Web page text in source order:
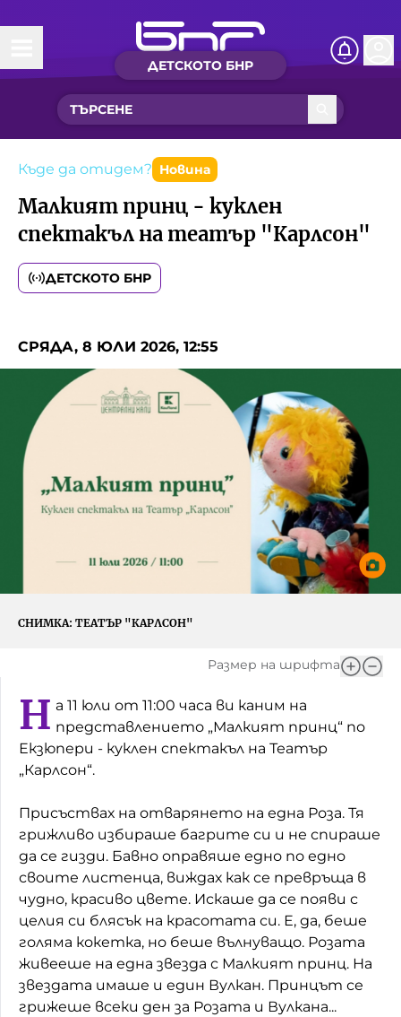
ДЕТСКОТО БНР
Начало
Какво ново?
Рубрики с вълшебства
Детско радио
Чуйте
Новините на детски език
Песнички
Интересен архив
Нашите гости
Фантазирай
История на изкуството
Златната ябълка
Непознатите думи
Домашен любимец
Питаме Ви
До ре ми
Игри
Кои сме ние?
За вас, родители
БНР
БНР Новини
Къде да отидем? Новина
Малкият принц - куклен
спектакъл на театър "Карлсон"
ДЕТСКОТО БНР
СРЯДА, 8 ЮЛИ 2026, 12:55
СНИМКА: ТЕАТЪР "КАРЛСОН"
Размер на шрифта
Н а 11 юли от 11:00 часа ви каним на
представлението „Малкият принц“ по
Екзюпери - куклен спектакъл на Театър
„Карлсон“.
Присъствах на отварянето на една Роза. Тя
грижливо избираше багрите си и не спираше
да се гизди. Бавно оправяше едно по едно
своите листенца, виждах как се превръща в
чудно, красиво цвете. Искаше да се появи с
целия си блясък на красотата си. Е, да, беше
голяма кокетка, но беше вълнуващо. Розата
живееше на една звезда с Малкият принц. На
звездата имаше и един Вулкан. Принцът се
грижеше всеки ден за Розата и Вулкана...